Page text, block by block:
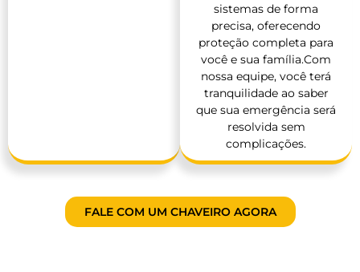
sistemas de forma
precisa, oferecendo
proteção completa para
você e sua família.Com
nossa equipe, você terá
tranquilidade ao saber
que sua emergência será
resolvida sem
complicações.
FALE COM UM CHAVEIRO AGORA